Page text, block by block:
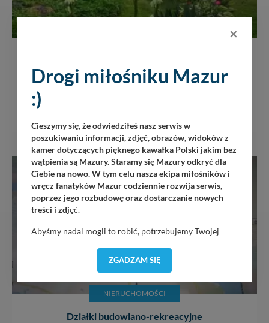
Sprzedam
NIERUCHOMOŚCI
Działki budowlano-rekreacyjne
×
Drogi miłośniku Mazur
:)
Cieszymy się, że odwiedziłeś nasz serwis w
poszukiwaniu informacji, zdjęć, obrazów, widoków z
kamer dotyczących pięknego kawałka Polski jakim bez
wątpienia są Mazury. Staramy się Mazury odkryć dla
Ciebie na nowo. W tym celu nasza ekipa miłośników i
wręcz fanatyków Mazur codziennie rozwija serwis,
poprzez jego rozbudowę oraz dostarczanie nowych
treści i zdjęć.
Abyśmy nadal mogli to robić, potrzebujemy Twojej
dostosować do Twoich preferencji. Twoje dane (w tym
pliki cookies) będą zapisywane w celu usprawnienia
wyszukania, ulubione miejsca, logowania, itp).
Bezpieczeństwo Twoich danych jest dla nas
priorytetowe, bez poinformowania Ciebie nie będziemy
ZGADZAM SIĘ